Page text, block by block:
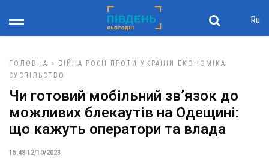
Ru
ГОЛОВНА » ВІЙНА РОСІЇ ПРОТИ УКРАЇНИ
ЕКОНОМІКА
СУСПІЛЬСТВО
Чи готовий мобільний зв’язок до
можливих блекаутів на Одещині:
що кажуть оператори та влада
15:48 12/10/2023